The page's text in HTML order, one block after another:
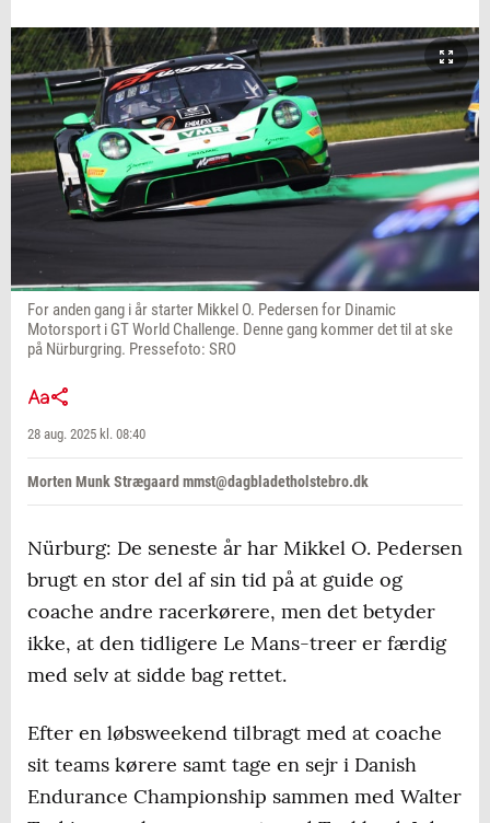
For anden gang i år starter Mikkel O. Pedersen for Dinamic
Motorsport i GT World Challenge. Denne gang kommer det til at ske
på Nürburgring. Pressefoto: SRO
28 aug. 2025 kl. 08:40
Morten Munk Strægaard mmst@dagbladetholstebro.dk
Nürburg: De seneste år har Mikkel O. Pedersen
brugt en stor del af sin tid på at guide og
coache andre racerkørere, men det betyder
ikke, at den tidligere Le Mans-treer er færdig
med selv at sidde bag rettet.
Efter en løbsweekend tilbragt med at coache
sit teams kørere samt tage en sejr i Danish
Endurance Championship sammen med Walter